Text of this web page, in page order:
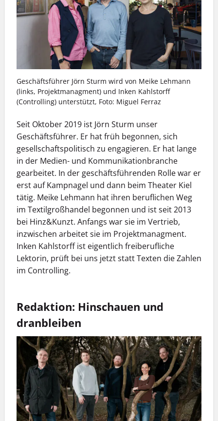
Geschäftsführer Jörn Sturm wird von Meike Lehmann
(links, Projektmanagment) und Inken Kahlstorff
(Controlling) unterstützt, Foto: Miguel Ferraz
Seit Oktober 2019 ist Jörn Sturm unser
Geschäftsführer. Er hat früh begonnen, sich
gesellschaftspolitisch zu engagieren. Er hat lange
in der Medien- und Kommunikationbranche
gearbeitet. In der geschäftsführenden Rolle war er
erst auf Kampnagel und dann beim Theater Kiel
tätig. Meike Lehmann hat ihren beruflichen Weg
im Textilgroßhandel begonnen und ist seit 2013
bei Hinz&Kunzt. Anfangs war sie im Vertrieb,
inzwischen arbeitet sie im Projektmanagment.
Inken Kahlstorff ist eigentlich freiberufliche
Lektorin, prüft bei uns jetzt statt Texten die Zahlen
im Controlling.
Redaktion: Hinschauen und
dranbleiben